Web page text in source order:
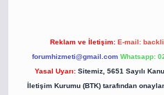
Reklam ve İletişim: E-mail:
forumhizmeti@gmail.com Whatsapp:
Yasal Uyarı: Sitemiz, 5651 Sayılı
İletişim Kurumu (BTK) tarafından